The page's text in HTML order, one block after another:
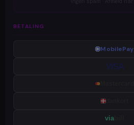
BETALING
MobilePay
VISA
via